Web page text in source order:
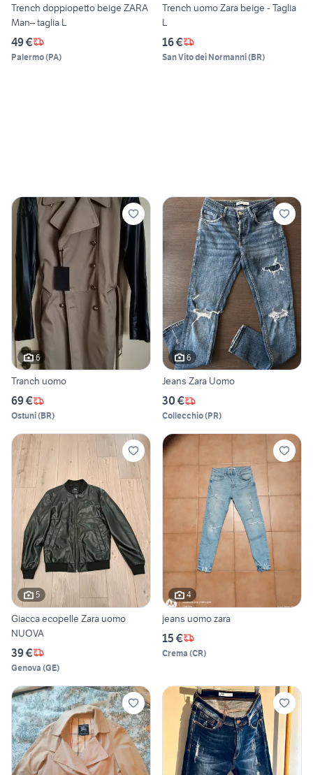
Trench doppiopetto beige ZARA
Man– taglia L
49 €
Palermo(PA)
Trench uomo Zara beige - Taglia
L
16 €
San Vito dei Normanni(BR)
6
Tranch uomo
69 €
Ostuni(BR)
6
Jeans Zara Uomo
30 €
Collecchio(PR)
5
Giacca ecopelle Zara uomo
NUOVA
39 €
Genova (GE)
4
jeans uomo zara
15 €
Crema (CR)